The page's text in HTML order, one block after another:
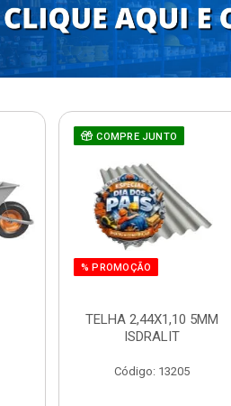
COMPRE JUNTO
% PROMOÇÃO
TELHA 2,44X1,10 5MM
ISDRALIT
Código: 13205